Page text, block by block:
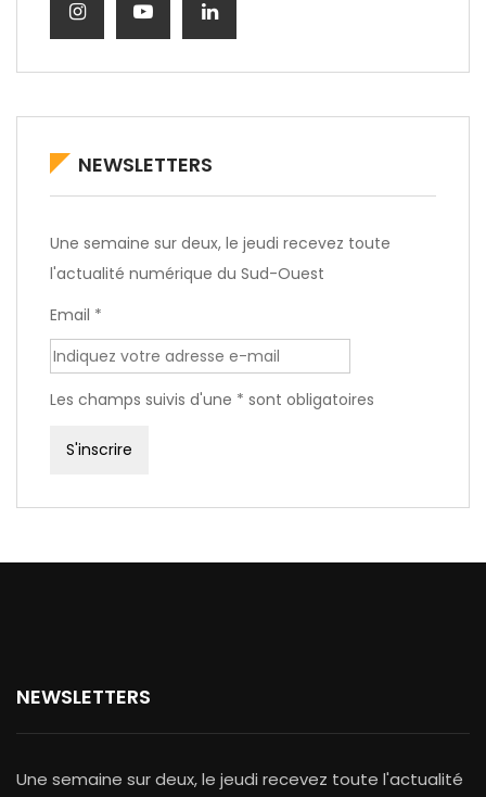
NEWSLETTERS
Une semaine sur deux, le jeudi recevez toute
l'actualité numérique du Sud-Ouest
Email *
Les champs suivis d'une * sont obligatoires
NEWSLETTERS
Une semaine sur deux, le jeudi recevez toute l'actualité